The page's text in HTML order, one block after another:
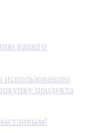
вашего
продукта